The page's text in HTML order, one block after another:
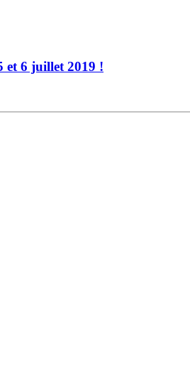
et 6 juillet 2019 !